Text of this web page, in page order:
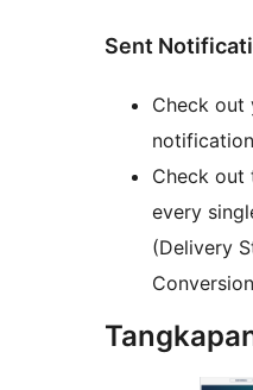
Sent
Check out
Check
every
(Delivery